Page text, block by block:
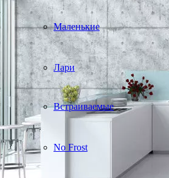
Маленькие
Лари
Встраиваемые
No Frost